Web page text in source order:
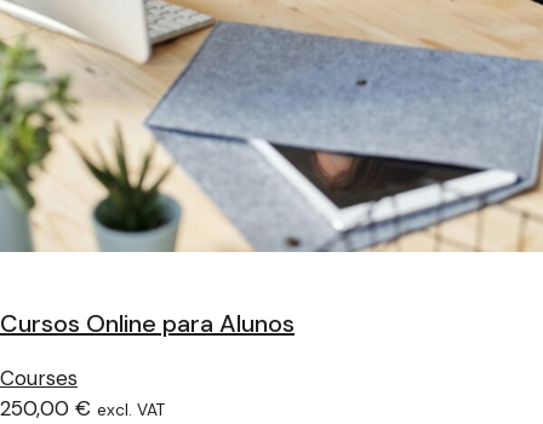
Cursos Online para Alunos
Courses
250,00 € excl. VAT